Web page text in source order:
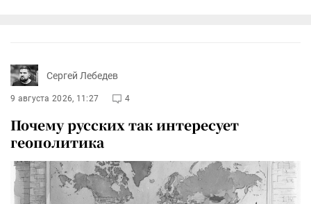
Сергей Лебедев
9 августа 2026, 11:27 4
Почему русских так интересует
геополитика